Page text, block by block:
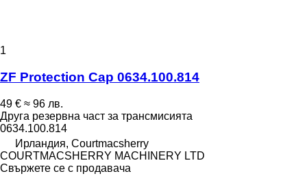
1
ZF Protection Cap 0634.100.814
49 € ≈ 96 лв.
Друга резервна част за трансмисията
0634.100.814
Ирландия, Courtmacsherry
COURTMACSHERRY MACHINERY LTD
Свържете се с продавача